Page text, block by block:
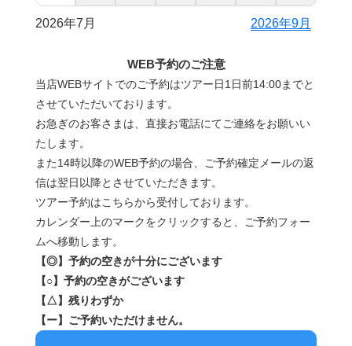
WEB予約のご注意
当店WEBサイトでのご予約はツアー日1日前14:00までと
させていただいております。
お急ぎのお客さまは、直接お電話にてご連絡をお願いい
たします。
また14時以降のWEB予約の場合、ご予約確定メールの返
信は翌日以降とさせていただきます。
ツアー予約はこちらから受付しております。
カレンダー上のマークをクリックすると、ご予約フォー
ムへ移動します。
【◎】予約の空きが十分にございます
【○】予約の空きがございます
【△】残りわずか
【ー】ご予約いただけません。
2026年7月 2026年9月